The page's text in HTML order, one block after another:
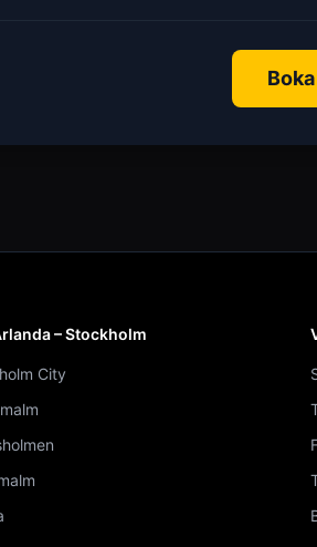
– Stockholm
City